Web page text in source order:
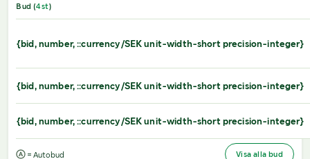
Bud (4st)
{bid, number, ::currency/SEK unit-width-short precision-integer}
{bid, number, ::currency/SEK unit-width-short precision-integer}
{bid, number, ::currency/SEK unit-width-short precision-integer}
= Autobud Visa alla bud